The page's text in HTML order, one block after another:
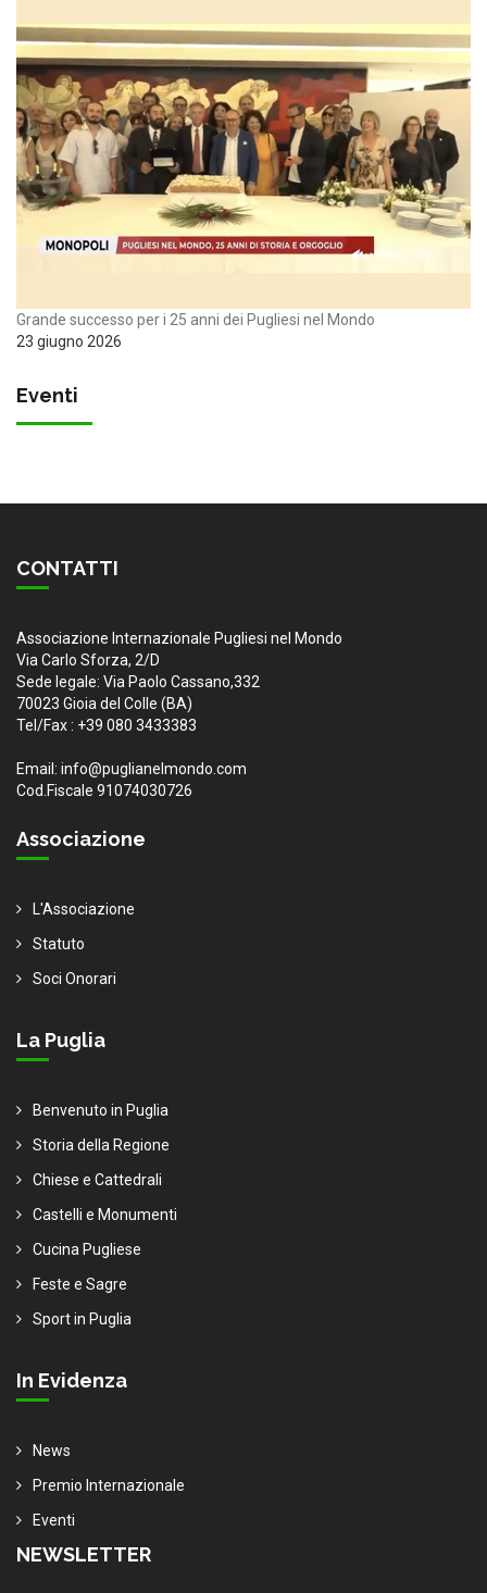
Grande successo per i 25 anni dei Pugliesi nel Mondo
23 giugno 2026
Eventi
CONTATTI
Associazione Internazionale Pugliesi nel Mondo
Via Carlo Sforza, 2/D
Sede legale: Via Paolo Cassano,332
70023 Gioia del Colle (BA)
Tel/Fax : +39 080 3433383
Email: info@puglianelmondo.com
Cod.Fiscale 91074030726
Associazione
L'Associazione
Statuto
Soci Onorari
La Puglia
Benvenuto in Puglia
Storia della Regione
Chiese e Cattedrali
Castelli e Monumenti
Cucina Pugliese
Feste e Sagre
Sport in Puglia
In Evidenza
News
Premio Internazionale
Eventi
NEWSLETTER